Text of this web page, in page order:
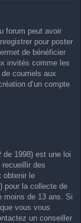
forum peut avoir
pour poster
de bénéficier
invités comme les
courriels aux
d’un compte
de 1998) est une loi
des
obtenir le
pour la collecte de
moins de 13 ans. Si
vous vous
un conseiller